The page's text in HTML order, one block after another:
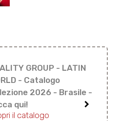
GROUP - LATIN
- Catalogo
2026 - Brasile -
qui!
keyboard_arrow_right
il catalogo